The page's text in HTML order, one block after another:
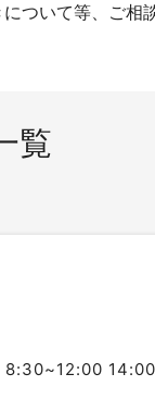
ついて等、ご相
覧